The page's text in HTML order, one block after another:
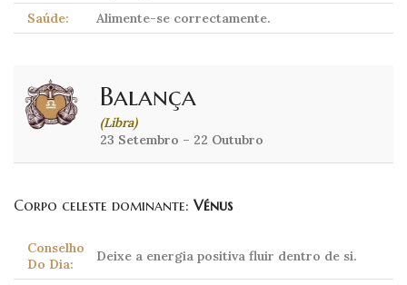
Saúde:
Alimente-se correctamente.
Balança
(Libra)
23 Setembro – 22 Outubro
Corpo celeste dominante: Vénus
Conselho
Do Dia:
Deixe a energia positiva fluir dentro de si.